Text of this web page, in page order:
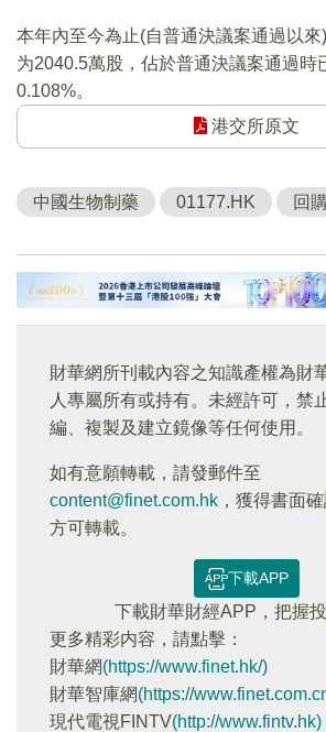
本年內至今為止(自普通決議案通過以來
为2040.5萬股，佔於普通決議案通過時
0.108%。
港交所原文
中國生物制藥 01177.HK 回
財華網所刊載內容之知識產權為財
人專屬所有或持有。未經許可，禁
編、複製及建立鏡像等任何使用。
如有意願轉載，請發郵件至
content@finet.com.hk ，獲得書面
方可轉載。
下載APP
下載財華財經APP，把握
更多精彩内容，請點擊：
財華網(https://www.finet.hk/)
財華智庫網(https://
現代電視FINTV(http://www.fintv.hk)